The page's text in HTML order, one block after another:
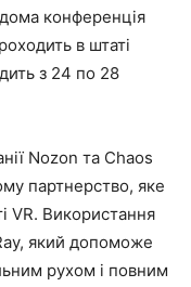
конференція
в штаті
з 24 по 28
Nozon та Chaos
партнерство, яке
VR. Використання
який допоможе
рухом і повним